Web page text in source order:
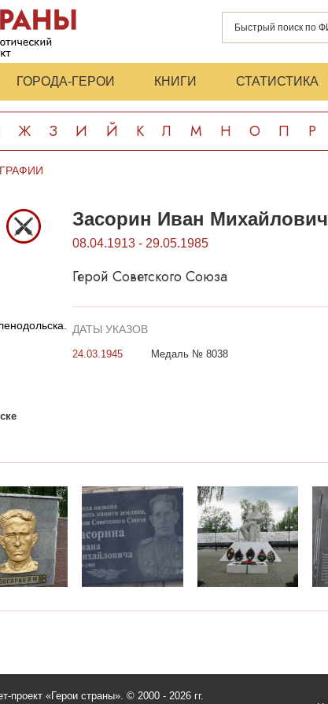
ГОРОДА-ГЕРОИ КНИГИ СТАТИСТИКА
Ж З И Й К Л М Н О П Р
Засорин Иван Михайлович
08.04.1913 - 29.05.1985
Герой Советского Союза
ДАТЫ УКАЗОВ
24.03.1945 Медаль № 8038
проект «Герои страны». © 2000 - 2026 гг.